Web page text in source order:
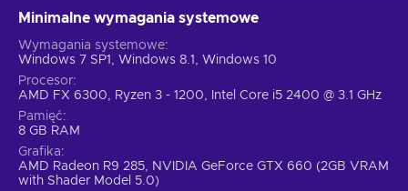
Minimalne wymagania systemowe
Wymagania systemowe
Windows 7 SP1, Windows 8.1, Windows 10
Procesor
AMD FX 6300, Ryzen 3 - 1200, Intel Core i5 2400 @ 3.1 GHz
Pamięć
8 GB RAM
Grafika
AMD Radeon R9 285, NVIDIA GeForce GTX 660 (2GB VRAM
with Shader Model 5.0)